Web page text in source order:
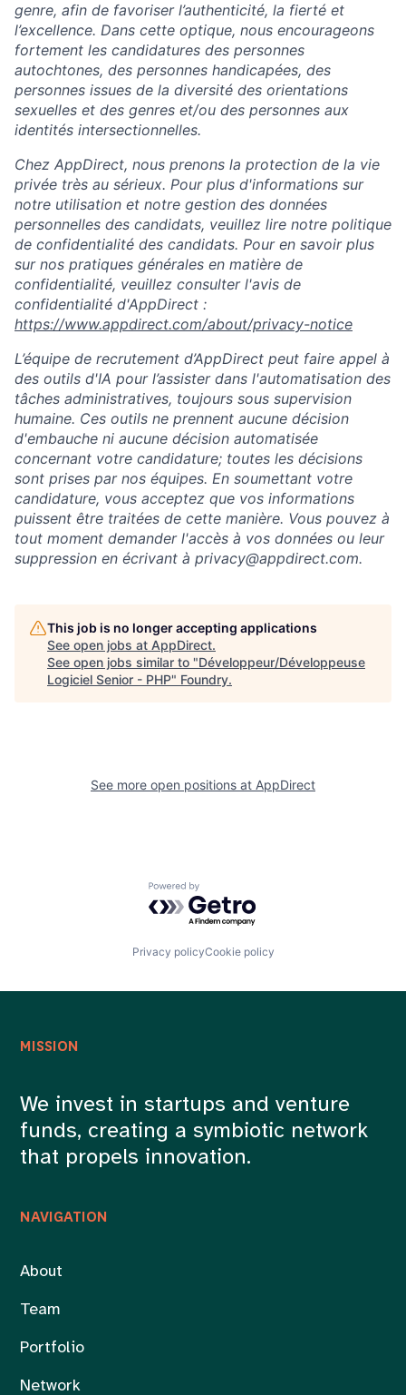
genre, afin de favoriser l’authenticité, la fierté et
l’excellence. Dans cette optique, nous encourageons
fortement les candidatures des personnes
autochtones, des personnes handicapées, des
personnes issues de la diversité des orientations
sexuelles et des genres et/ou des personnes aux
identités intersectionnelles.
Chez AppDirect, nous prenons la protection de la vie
privée très au sérieux. Pour plus d'informations sur
notre utilisation et notre gestion des données
personnelles des candidats, veuillez lire notre politique
de confidentialité des candidats. Pour en savoir plus
sur nos pratiques générales en matière de
confidentialité, veuillez consulter l'avis de
confidentialité d'AppDirect :
https://www.appdirect.com/about/privacy-notice
L’équipe de recrutement d’AppDirect peut faire appel à
des outils d'IA pour l’assister dans l'automatisation des
tâches administratives, toujours sous supervision
humaine. Ces outils ne prennent aucune décision
d'embauche ni aucune décision automatisée
concernant votre candidature; toutes les décisions
sont prises par nos équipes. En soumettant votre
candidature, vous acceptez que vos informations
puissent être traitées de cette manière. Vous pouvez à
tout moment demander l'accès à vos données ou leur
suppression en écrivant à privacy@appdirect.com.
This job is no longer accepting applications
See open jobs at AppDirect.
See open jobs similar to "Développeur/Développeuse
Logiciel Senior - PHP" Foundry.
See more open positions at AppDirect
Powered by Getro.com
Privacy policyCookie policy
NAVIGATION
About
Team
Portfolio
Network
MISSION
We invest in startups and venture
funds, creating a symbiotic network
that propels innovation.